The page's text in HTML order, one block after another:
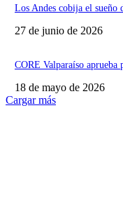
Los Andes cobija el sueño
27 de junio de 2026
CORE Valparaíso
18 de mayo de 2026
Cargar más